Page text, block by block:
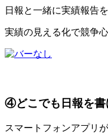
日報と一緒に実績報告
実績の見える化で競争
④どこでも日報を書
スマートフォンアプリ